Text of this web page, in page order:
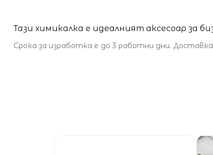
Тази химикалка е идеалният аксесоар за
Срока за изработка е до 3 работни дни.